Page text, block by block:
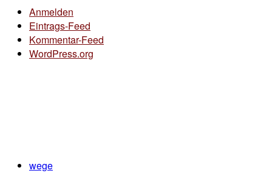
Anmelden
Eintrags-Feed
Kommentar-Feed
WordPress.org
wege